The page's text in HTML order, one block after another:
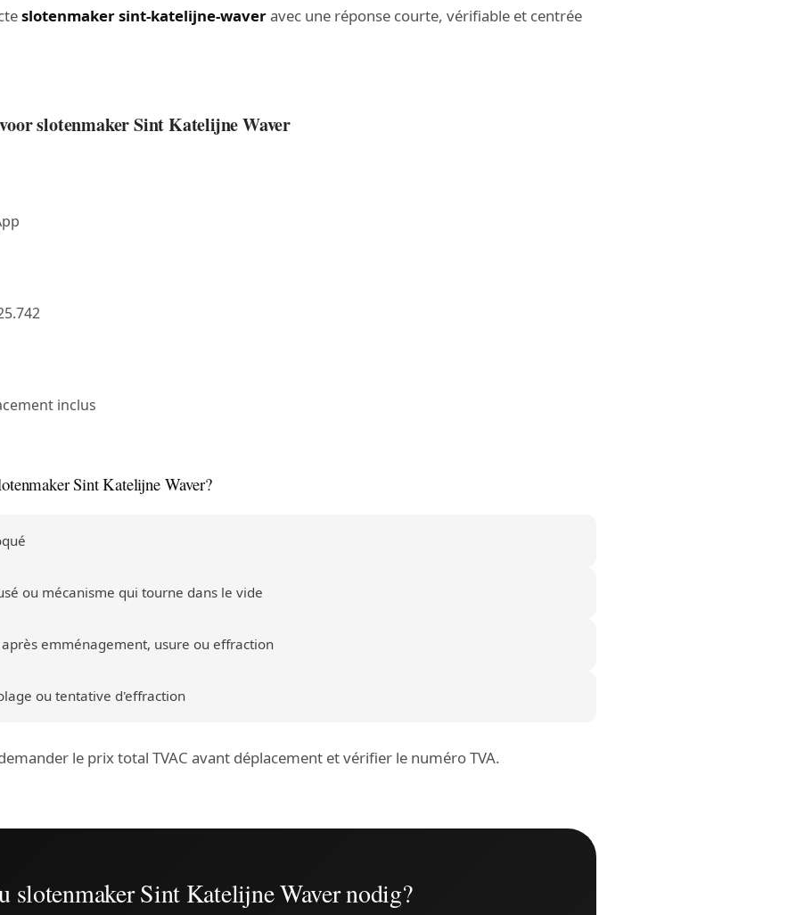
slotenmaker sint-katelijne-waveravec une réponse courte, vérifiable et centrée
slotenmaker Sint Katelijne Waver
inclus
Sint Katelijne Waver?
ou mécanisme qui tourne dans le vide
emménagement, usure ou effraction
ou tentative d'effraction
le prix total TVAC avant déplacement et vérifier le numéro TVA.
slotenmaker Sint Katelijne Waver nodig?